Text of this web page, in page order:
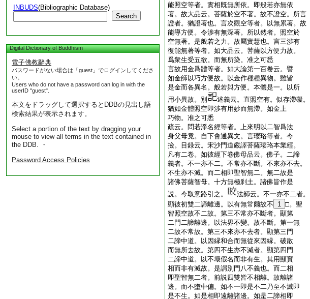
INBUDS(Bibliographic Database)
Search
Digital Dictionary of Buddhism
電子佛教辭典
パスワードがない場合は「guest」でログインしてくださ
い。
Users who do not have a password can log in with the
userID "guest".
本文をドラッグして選択するとDDBの見出し語
検索結果が表示されます。
Select a portion of the text by dragging your
mouse to view all terms in the text contained in
the DDB. ・
Password Access Policies
能照空等者。實相既無所依。即般若亦無依
著。故大品云。菩薩於空不著。故不證空。所言
證者。猶證著也。言次觀空等者。以無累著。故
能導方便。令渉有無深著。所以然者。照空於
空無著。是般若之力。故屬實慧也。言三渉有
復能無著等者。如大品云。菩薩以方便力故。
爲衆生受五欲。而無所染。准之可悉
言故用金爲體等者。如大論第一百卷云。譬
如金師以巧方便故。以金作種種異物。雖皆
是金而各異名。般若與方便。本體是一。以所
用小異故。別
述義云。直照空有。似存滯礙。
猶如金體照空即渉有用妙而無滯。如金上
巧物。准之可悉
疏云。問若淨名經等者。上來明以二智爲法
身父母竟。自下會通異文。言瓔珞等者。今
撿。目録云。宋沙門道嚴譯菩薩瓔珞本業經。
凡有二卷。如彼經下卷佛母品云。佛子。二諦
義者。不一亦不二。不常亦不斷。不來亦不去。
不生亦不滅。而二相即聖智無二。無二故是
諸佛菩薩智母。十方無極刹土。諸佛皆作是
説。今取意路引之。
法師云。不一亦不二者。
顯彼初雙二諦離邊。以有無常爾故不
1 □。聖
智照空故不二故。第三不常亦不斷者。顯第
二門二諦離邊。以法界不變。故不斷。第一無
二故不常故。第三不來亦不去者。顯第三門
二諦中道。以因縁和合而無從來因縁。破散
而無所去故。第四不生亦不滅者。顯第四門
二諦中道。以不壞假名而非有生。其用顯實
相而非有滅故。是謂別門八不義也。而二相
即聖智無二者。前説四雙皆不相離。故離諸
邊。而不墮中偏。如不一即是不二乃至不滅即
是不生。如是相即遠離諸邊。如是二諦相即